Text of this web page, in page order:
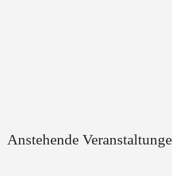
Anstehende